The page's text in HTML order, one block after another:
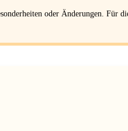
oder Änderungen. Für